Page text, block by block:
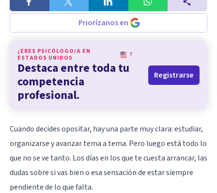
Priorízanos en
¿ERES PSICÓLOGO/A EN
ESTADOS UNIDOS
?
Destaca entre toda tu
competencia
profesional.
Registrarse
Cuando decides opositar, hay una parte muy clara: estudiar,
organizarse y avanzar tema a tema. Pero luego está todo lo
que no se ve tanto. Los días en los que te cuesta arrancar, las
dudas sobre si vas bien o esa sensación de estar siempre
pendiente de lo que falta.